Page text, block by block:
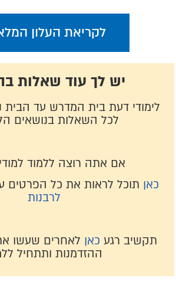
לקריאת העלון
יש לך עוד שאלות
לימודי דעת בית המדרש עד הבית
לכל השאלות בנושאים
אם אתה רוצה ללמוד
כאןתוכל לראות את כל הפרטים
לרבנות
תקשיב רגע כאןלאחרים שעשו
ההזדמנות ותתחיל